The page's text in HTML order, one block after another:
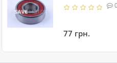
77 грн.